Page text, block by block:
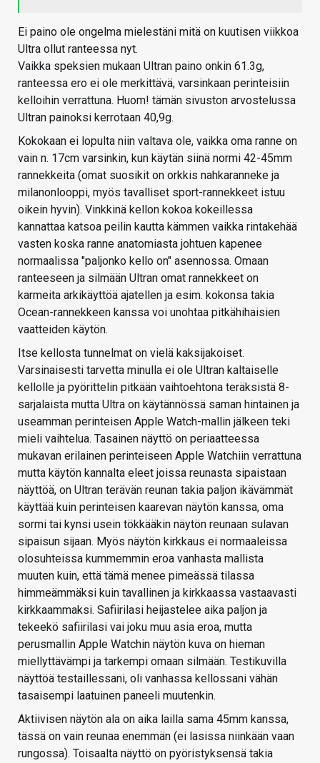
Ei paino ole ongelma mielestäni mitä on kuutisen viikkoa
Ultra ollut ranteessa nyt.
Vaikka speksien mukaan Ultran paino onkin 61.3g,
ranteessa ero ei ole merkittävä, varsinkaan perinteisiin
kelloihin verrattuna. Huom! tämän sivuston arvostelussa
Ultran painoksi kerrotaan 40,9g.
Kokokaan ei lopulta niin valtava ole, vaikka oma ranne on
vain n. 17cm varsinkin, kun käytän siinä normi 42-45mm
rannekkeita (omat suosikit on orkkis nahkaranneke ja
milanonlooppi, myös tavalliset sport-rannekkeet istuu
oikein hyvin). Vinkkinä kellon kokoa kokeillessa
kannattaa katsoa peilin kautta kämmen vaikka rintakehää
vasten koska ranne anatomiasta johtuen kapenee
normaalissa "paljonko kello on" asennossa. Omaan
ranteeseen ja silmään Ultran omat rannekkeet on
karmeita arkikäyttöä ajatellen ja esim. kokonsa takia
Ocean-rannekkeen kanssa voi unohtaa pitkähihaisien
vaatteiden käytön.
Itse kellosta tunnelmat on vielä kaksijakoiset.
Varsinaisesti tarvetta minulla ei ole Ultran kaltaiselle
kellolle ja pyörittelin pitkään vaihtoehtona teräksistä 8-
sarjalaista mutta Ultra on käytännössä saman hintainen ja
useamman perinteisen Apple Watch-mallin jälkeen teki
mieli vaihtelua. Tasainen näyttö on periaatteessa
mukavan erilainen perinteiseen Apple Watchiin verrattuna
mutta käytön kannalta eleet joissa reunasta sipaistaan
näyttöä, on Ultran terävän reunan takia paljon ikävämmät
käyttää kuin perinteisen kaarevan näytön kanssa, oma
sormi tai kynsi usein tökkääkin näytön reunaan sulavan
sipaisun sijaan. Myös näytön kirkkaus ei normaaleissa
olosuhteissa kummemmin eroa vanhasta mallista
muuten kuin, että tämä menee pimeässä tilassa
himmeämmäksi kuin tavallinen ja kirkkaassa vastaavasti
kirkkaammaksi. Safiirilasi heijastelee aika paljon ja
tekeekö safiirilasi vai joku muu asia eroa, mutta
perusmallin Apple Watchin näytön kuva on hieman
miellyttävämpi ja tarkempi omaan silmään. Testikuvilla
näyttöä testaillessani, oli vanhassa kellossani vähän
tasaisempi laatuinen paneeli muutenkin.
Aktiivisen näytön ala on aika lailla sama 45mm kanssa,
tässä on vain reunaa enemmän (ei lasissa niinkään vaan
rungossa). Toisaalta näyttö on pyöristyksensä takia